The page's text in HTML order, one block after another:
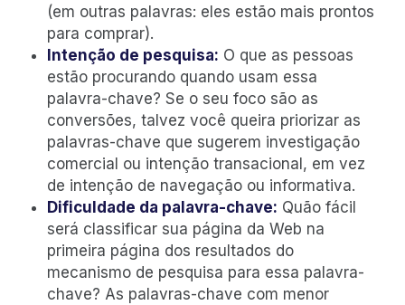
(em outras palavras: eles estão mais prontos
para comprar).
Intenção de pesquisa: O que as pessoas
estão procurando quando usam essa
palavra-chave? Se o seu foco são as
conversões, talvez você queira priorizar as
palavras-chave que sugerem investigação
comercial ou intenção transacional, em vez
de intenção de navegação ou informativa.
Dificuldade da palavra-chave: Quão fácil
será classificar sua página da Web na
primeira página dos resultados do
mecanismo de pesquisa para essa palavra-
chave? As palavras-chave com menor